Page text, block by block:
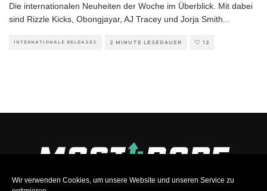
Wir verwenden Cookies, um unsere Website und unseren Service zu
Die internationalen Neuheiten der Woche im Überblick. Mit dabei
sind Rizzle Kicks, Obongjayar, AJ Tracey und Jorja Smith...
INTERNATIONALE RELEASES 2 MINUTE LESEDAUER 12